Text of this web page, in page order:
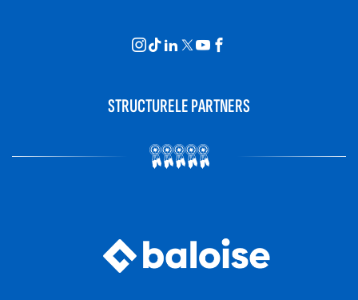
STRUCTURELE PARTNERS